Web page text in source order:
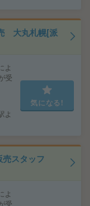
大丸札幌[派
よ
受
よ
気になる!
売スタッフ
よ
受